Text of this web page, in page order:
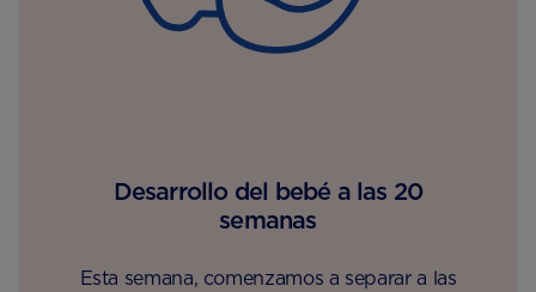
Desarrollo del bebé a las 20
semanas
Esta semana, comenzamos a separar a las